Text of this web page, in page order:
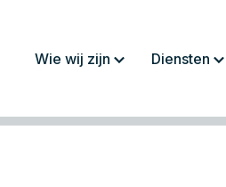
Wie wij zijn Diensten